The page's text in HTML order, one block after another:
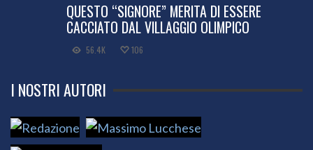
QUESTO “SIGNORE” MERITA DI ESSERE
CACCIATO DAL VILLAGGIO OLIMPICO
56.4K 106
I NOSTRI AUTORI